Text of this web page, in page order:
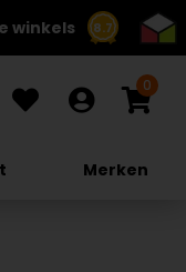
8.7
winkels
0
Merken